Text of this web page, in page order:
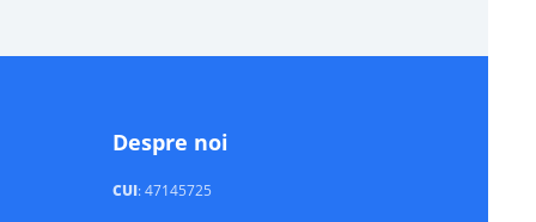
Despre noi
CUI: 47145725